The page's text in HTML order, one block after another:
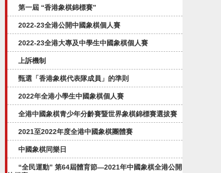
第一屆 “香港象棋錦標賽”
2022-23全港公開中國象棋個人賽
2022-23全港大專及中學生中國象棋個人賽
上訴機制
甄選「香港象棋代表隊成員」的準則
2022年全港小學生中國象棋個人賽
全港中國象棋青少年分齡賽暨世界象棋錦標賽選拔賽
2021至2022年度全港中國象棋團體賽
中國象棋同樂日
“全民運動” 第64屆體育節—2021年中國象棋全港公開